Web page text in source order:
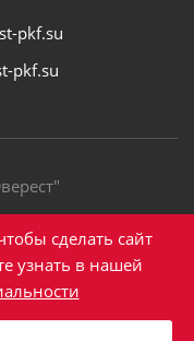
pkf.su
pkf.su
сделать сайт
узнать в нашей